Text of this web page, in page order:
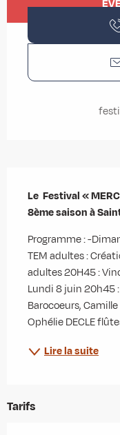
Le  Festival «
8ème saison à
Programme : -
TEM adultes :
adultes 20H45 :
Lundi 8 juin 20h45
Barocoeurs,
Ophélie DECLE
Lire la suite
Tarifs